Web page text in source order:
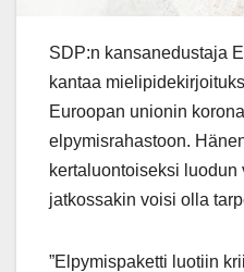
SDP:n kansanedustaja
kantaa
Euroopan unionin
elpymisrahastoon.
kertaluontoiseksi luodun
jatkossakin voisi olla
”Elpymispaketti luotiin